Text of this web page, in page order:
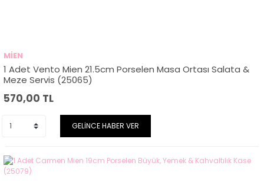
MİEN
1 Adet Vento Mien 21.5cm Porselen Masa Ortası Salata &
Meze Servis (25065)
570,00 TL
GELİNCE HABER VER